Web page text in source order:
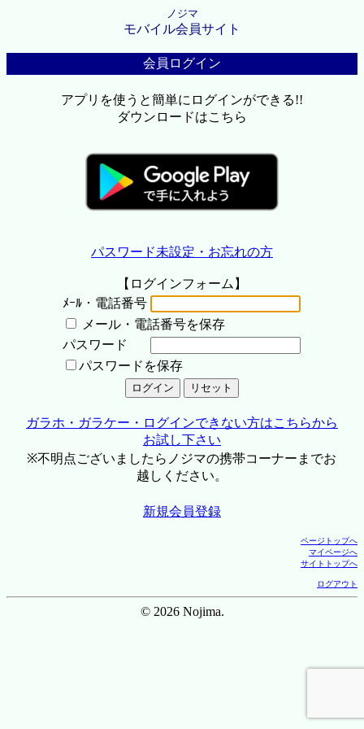
ノジマ
モバイル会員サイト
会員ログイン
アプリを使うと簡単にログインができる!!
ダウンロードはこちら
パスワード未設定・お忘れの方
【ログインフォーム】
ﾒｰﾙ・電話番号
メール・電話番号を保存
パスワード
パスワードを保存
ガラホ・ガラケー・ログインできない方はこちらから
お試し下さい
※不明点ございましたらノジマの携帯コーナーまでお
越しください。
新規会員登録
ページトップへ
マイページへ
サイトトップへ
ログアウト
© 2026 Nojima.